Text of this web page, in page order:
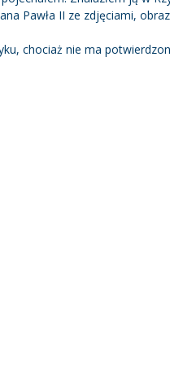
Pawła II ze zdjęciami,
chociaż nie ma